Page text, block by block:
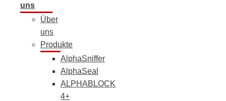
uns
Über
uns
Produkte
AlphaSniffer
AlphaSeal
ALPHABLOCK
4+